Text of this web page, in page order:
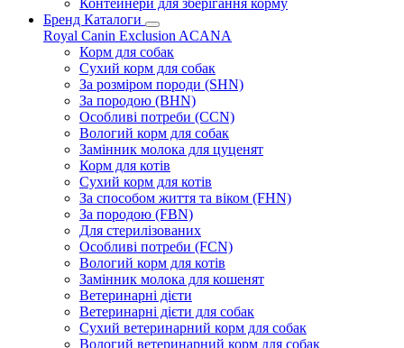
Контейнери для зберігання корму
Бренд Каталоги
Royal Canin Exclusion ACANA
Корм для собак
Сухий корм для собак
За розміром породи (SHN)
За породою (BHN)
Особливі потреби (CCN)
Вологий корм для собак
Замінник молока для цуценят
Корм для котів
Сухий корм для котів
За способом життя та віком (FHN)
За породою (FBN)
Для стерилізованих
Особливі потреби (FCN)
Вологий корм для котів
Замінник молока для кошенят
Ветеринарні дієти
Ветеринарні дієти для собак
Сухий ветеринарний корм для собак
Вологий ветеринарний корм для собак